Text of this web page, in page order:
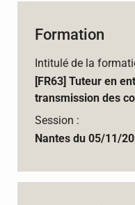
Formation
Intitulé de la
[FR63] Tuteur en
transmission des
Session :
Nantes du 05/11/